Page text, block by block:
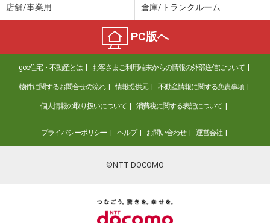
店舗/事業用 倉庫/トランクルーム
PC版へ
goo住宅・不動産とは お客さまご利用端末からの情報の外部送信について
物件に関するお問合せの流れ 情報提供元 不動産情報に関する免責事項
個人情報の取り扱いについて 消費税に関する表記について
プライバシーポリシー ヘルプ お問い合わせ 運営会社
©NTT DOCOMO